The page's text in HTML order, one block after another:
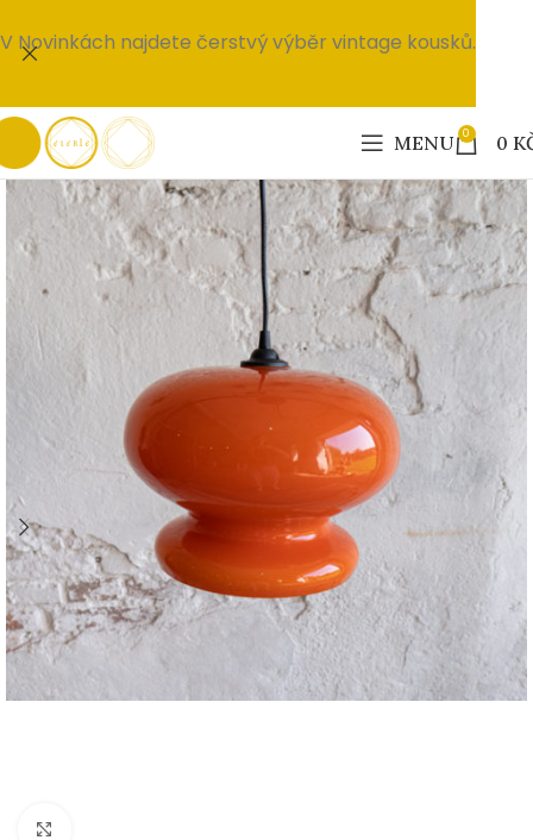
MENU 0 0
PRODÁNO
V Novinkách najdete čerstvý výběr vintage kousků.